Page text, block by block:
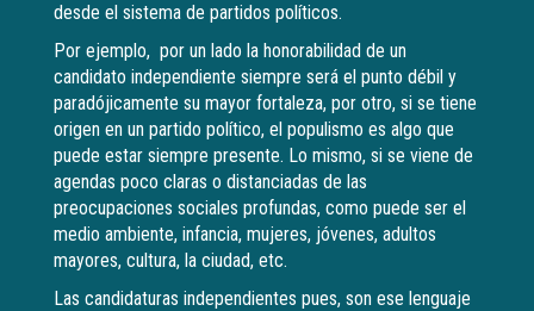
desde el sistema de partidos políticos.
Por ejemplo, por un lado la honorabilidad de un
candidato independiente siempre será el punto débil y
paradójicamente su mayor fortaleza, por otro, si se tiene
origen en un partido político, el populismo es algo que
puede estar siempre presente. Lo mismo, si se viene de
agendas poco claras o distanciadas de las
preocupaciones sociales profundas, como puede ser el
medio ambiente, infancia, mujeres, jóvenes, adultos
mayores, cultura, la ciudad, etc.
Las candidaturas independientes pues, son ese lenguaje